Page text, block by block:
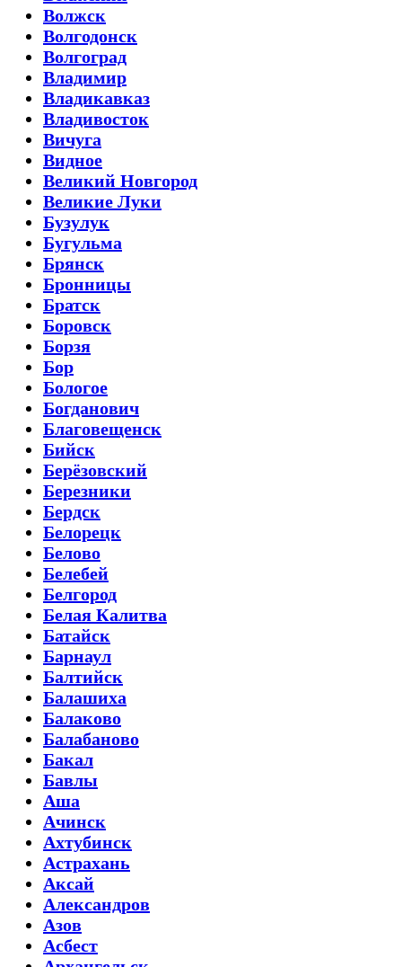
Волжск
Волгодонск
Волгоград
Владимир
Владикавказ
Владивосток
Вичуга
Видное
Великий Новгород
Великие Луки
Бузулук
Бугульма
Брянск
Бронницы
Братск
Боровск
Борзя
Бор
Бологое
Богданович
Благовещенск
Бийск
Берёзовский
Березники
Бердск
Белорецк
Белово
Белебей
Белгород
Белая Калитва
Батайск
Барнаул
Балтийск
Балашиха
Балаково
Балабаново
Бакал
Бавлы
Аша
Ачинск
Ахтубинск
Астрахань
Аксай
Александров
Азов
Асбест